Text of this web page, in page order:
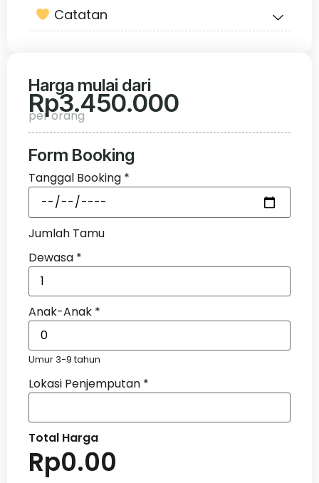
Catatan
Harga mulai dari
Rp3.450.000
per orang
Form Booking
Tanggal Booking *
Jumlah Tamu
Dewasa *
Anak-Anak *
Umur 3-9 tahun
Lokasi Penjemputan *
Total Harga
Rp0.00